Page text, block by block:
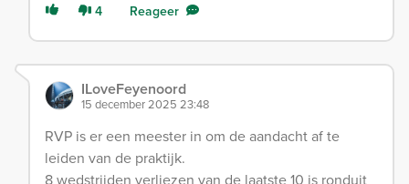
4 Reageer
ILoveFeyenoord
15 december 2025 23:48
RVP is er een meester in om de aandacht af te
leiden van de praktijk.
8 wedstrijden verliezen van de laatste 10 is ronduit